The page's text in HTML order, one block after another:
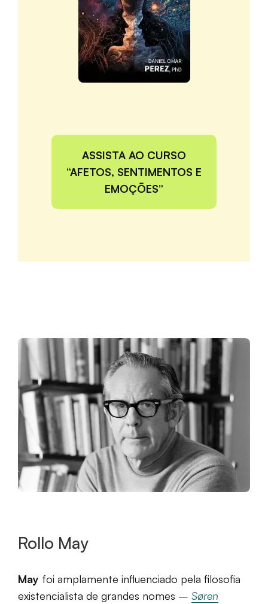
ASSISTA AO CURSO
“AFETOS, SENTIMENTOS E
EMOÇÕES”
Rollo May
May foi amplamente influenciado pela filosofia
existencialista de grandes nomes – Søren